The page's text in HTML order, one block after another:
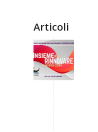
Articoli